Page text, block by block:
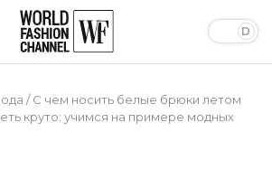
/С чем носить белые брюки летом
круто: учимся на примере модных